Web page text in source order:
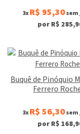
3x R$ 95,30
por R$
Buquê de Pinóquio
Ferrero
3x R$ 56,30
por R$